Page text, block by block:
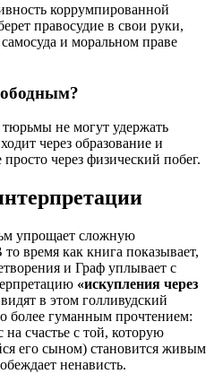
коррумпированной
правосудие в свои руки,
и моральном праве
не могут удержать
через образование и
через физический побег.
упрощает сложную
время как книга показывает,
и Граф уплывает с
«искупления через
в этом голливудский
более гуманным прочтением:
счастье с той, которую
его сыном) становится живым
ненависть.